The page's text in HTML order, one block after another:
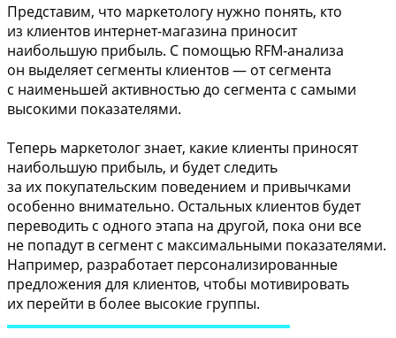
Представим, что маркетологу нужно понять, кто
из клиентов интернет-магазина приносит
наибольшую прибыль. С помощью RFM-анализа
он выделяет сегменты клиентов — от сегмента
с наименьшей активностью до сегмента с самыми
высокими показателями.
Теперь маркетолог знает, какие клиенты приносят
наибольшую прибыль, и будет следить
за их покупательским поведением и привычками
особенно внимательно. Остальных клиентов будет
переводить с одного этапа на другой, пока они все
не попадут в сегмент с максимальными показателями.
Например, разработает персонализированные
предложения для клиентов, чтобы мотивировать
их перейти в более высокие группы.